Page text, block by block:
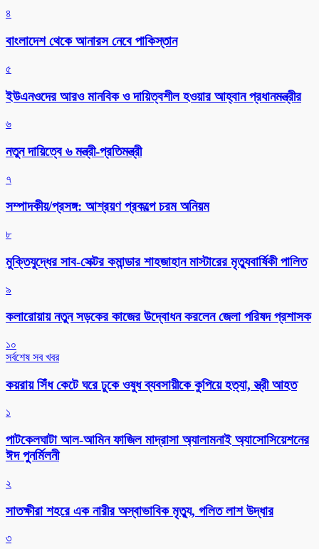
৪
বাংলাদেশ থেকে আনারস নেবে পাকিস্তান
৫
ইউএনওদের আরও মানবিক ও দায়িত্বশীল হওয়ার আহ্বান প্রধানমন্ত্রীর
৬
নতুন দায়িত্বে ৬ মন্ত্রী-প্রতিমন্ত্রী
৭
সম্পাদকীয়/প্রসঙ্গ: আশ্রয়ণ প্রকল্পে চরম অনিয়ম
৮
মুক্তিযুদ্ধের সাব-সেক্টর কমান্ডার শাহজাহান মাস্টারের মৃত্যুবার্ষিকী পালিত
৯
কলারোয়ায় নতুন সড়কের কাজের উদ্বোধন করলেন জেলা পরিষদ প্রশাসক
১০
সর্বশেষ সব খবর
কয়রায় সিঁধ কেটে ঘরে ঢুকে ওষুধ ব্যবসায়ীকে কুপিয়ে হত্যা, স্ত্রী আহত
১
পাটকেলঘাটা আল-আমিন ফাজিল মাদ্রাসা অ্যালামনাই অ্যাসোসিয়েশনের
ঈদ পুনর্মিলনী
২
সাতক্ষীরা শহরে এক নারীর অস্বাভাবিক মৃত্যু, গলিত লাশ উদ্ধার
৩